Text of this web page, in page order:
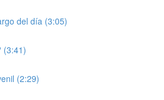
del día (3:05)
(3:41)
(2:29)